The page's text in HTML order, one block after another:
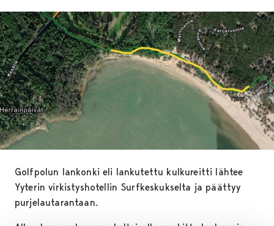
Golfpolun lankonki eli lankutettu kulkureitti lähtee
Yyterin virkistyshotellin Surfkeskukselta ja päättyy
purjelautarantaan.